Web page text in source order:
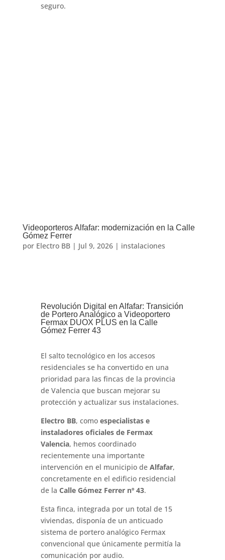
seguro.
Videoporteros Alfafar: modernización en la Calle
Gómez Ferrer
por Electro BB| Jul 9, 2026| instalaciones
Revolución Digital en Alfafar: Transición
de Portero Analógico a Videoportero
Fermax DUOX PLUS en la Calle
Gómez Ferrer 43
El salto tecnológico en los accesos
residenciales se ha convertido en una
prioridad para las fincas de la provincia
de Valencia que buscan mejorar su
protección y actualizar sus instalaciones.
Electro BB, como especialistas e
instaladores oficiales de Fermax
Valencia, hemos coordinado
recientemente una importante
intervención en el municipio de Alfafar,
concretamente en el edificio residencial
de la Calle Gómez Ferrer nº 43.
Esta finca, integrada por un total de 15
viviendas, disponía de un anticuado
sistema de portero analógico Fermax
convencional que únicamente permitía la
comunicación por audio.